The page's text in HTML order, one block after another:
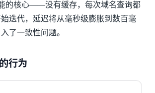
的核心——没有缓存，每次域名查询都
迭代，延迟将从毫秒级膨胀到数百毫
了一致性问题。
行为